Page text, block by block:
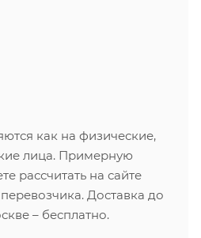
как на физические,
лица. Примерную
рассчитать на сайте
Доставка до
– бесплатно.